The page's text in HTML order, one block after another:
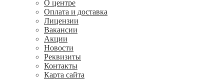
О центре
Оплата и доставка
Лицензии
Вакансии
Акции
Новости
Реквизиты
Контакты
Карта сайта